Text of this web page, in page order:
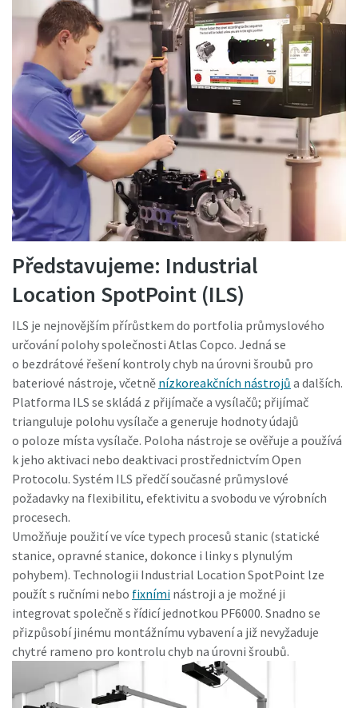
Představujeme: Industrial
Location SpotPoint (ILS)
ILS je nejnovějším přírůstkem do portfolia průmyslového
určování polohy společnosti Atlas Copco. Jedná se
o bezdrátové řešení kontroly chyb na úrovni šroubů pro
bateriové nástroje, včetně nízkoreakčních nástrojů a dalších.
Platforma ILS se skládá z přijímače a vysílačů; přijímač
trianguluje polohu vysílače a generuje hodnoty údajů
o poloze místa vysílače. Poloha nástroje se ověřuje a používá
k jeho aktivaci nebo deaktivaci prostřednictvím Open
Protocolu. Systém ILS předčí současné průmyslové
požadavky na flexibilitu, efektivitu a svobodu ve výrobních
procesech.
Umožňuje použití ve více typech procesů stanic (statické
stanice, opravné stanice, dokonce i linky s plynulým
pohybem). Technologii Industrial Location SpotPoint lze
použít s ručními nebo fixními nástroji a je možné ji
integrovat společně s řídicí jednotkou PF6000. Snadno se
přizpůsobí jinému montážnímu vybavení a již nevyžaduje
chytré rameno pro kontrolu chyb na úrovni šroubů.